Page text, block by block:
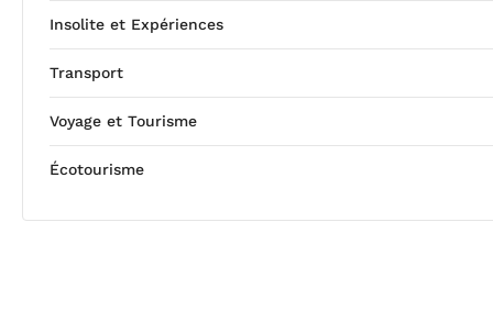
Insolite et Expériences
Transport
Voyage et Tourisme
Écotourisme